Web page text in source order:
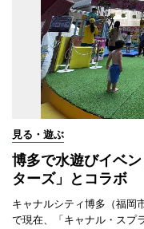
見る・遊ぶ
博多で水遊びイベ
ターズ」とコラボ
キャナルシティ博多（福岡
で現在、「キャナル・スプ